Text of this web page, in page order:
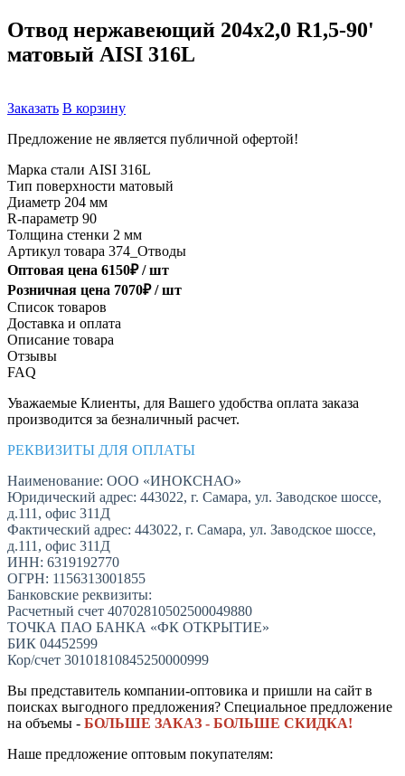
Отвод нержавеющий 204х2,0 R1,5-90'
матовый AISI 316L
Заказать В корзину
Предложение не является публичной офертой!
Марка стали AISI 316L
Тип поверхности матовый
Диаметр 204 мм
R-параметр 90
Толщина стенки 2 мм
Артикул товара 374_Отводы
Оптовая цена 6150₽ /шт
Розничная цена 7070₽ /шт
Список товаров
Доставка и оплата
Описание товара
Отзывы
FAQ
Уважаемые Клиенты, для Вашего удобства оплата заказа
производится за безналичный расчет.
РЕКВИЗИТЫ ДЛЯ ОПЛАТЫ
Наименование: ООО «ИНОКСНАО»
Юридический адрес: 443022, г. Самара, ул. Заводское шоссе,
д.111, офис 311Д
Фактический адрес: 443022, г. Самара, ул. Заводское шоссе,
д.111, офис 311Д
ИНН: 6319192770
ОГРН: 1156313001855
Банковские реквизиты:
Расчетный счет 40702810502500049880
ТОЧКА ПАО БАНКА «ФК ОТКРЫТИЕ»
БИК 04452599
Кор/счет 30101810845250000999
Вы представитель компании-оптовика и пришли на сайт в
поисках выгодного предложения? Специальное предложение
на объемы - БОЛЬШЕ ЗАКАЗ - БОЛЬШЕ СКИДКА!
Наше предложение оптовым покупателям: